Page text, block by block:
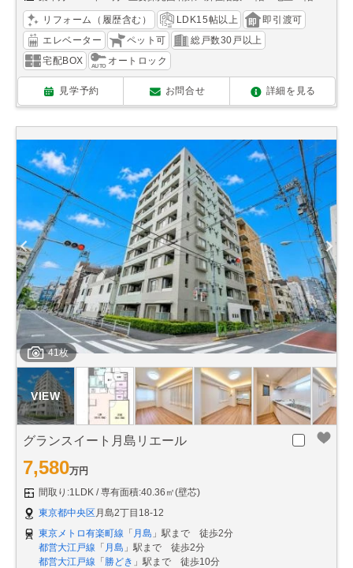
リフォーム（履歴含む） LDK15帖以上
即引渡可
エレベーター
ペット可
総戸数30戸以上
宅配BOX
オートロック
見学予約 お問合せ 詳細を見る
41枚
グランスイート月島リエール
7,580万円
間取り:1LDK
専有面積:40.36㎡(壁芯)
東京都中央区 月島2丁目18-12
東京メトロ有楽町線 「 月島 」駅まで 徒歩2分
都営大江戸線 「 月島 」駅まで 徒歩2分
都営大江戸線 「 勝どき 」駅まで 徒歩10分